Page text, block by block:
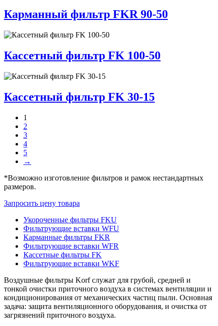
Карманный фильтр FKR 90-50
Кассетный фильтр FK 100-50
Кассетный фильтр FK 30-15
1
2
3
4
5
→
*Возможно изготовление фильтров и рамок нестандартных
размеров.
Запросить цену товара
Укороченные фильтры FKU
Фильтрующие вставки WFU
Карманные фильтры FKR
Фильтрующие вставки WFR
Кассетные фильтры FK
Фильтрующие вставки WKF
Воздушные фильтры Korf служат для грубой, средней и
тонкой очистки приточного воздуха в системах вентиляции и
кондиционирования от механических частиц пыли. Основная
задача: защита вентиляционного оборудования, и очистка от
загрязнений приточного воздуха.